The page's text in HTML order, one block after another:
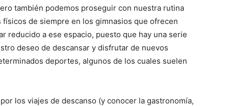
también podemos proseguir con nuestra rutina
de siempre en los gimnasios que ofrecen
reducido a ese espacio, puesto que hay una serie
deseo de descansar y disfrutar de nuevos
deportes, algunos de los cuales suelen
los viajes de descanso (y conocer la gastronomía,